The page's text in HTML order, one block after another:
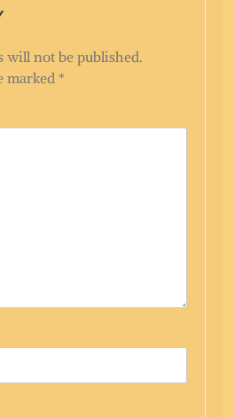
will not be published.
marked *